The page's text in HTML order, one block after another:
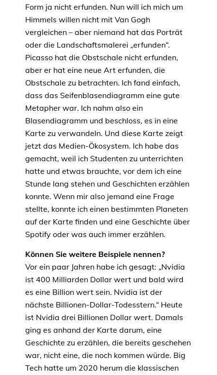
Form ja nicht erfunden. Nun will ich mich um
Himmels willen nicht mit Van Gogh
vergleichen – aber niemand hat das Porträt
oder die Landschaftsmalerei „erfunden“.
Picasso hat die Obstschale nicht erfunden,
aber er hat eine neue Art erfunden, die
Obstschale zu betrachten. Ich fand einfach,
dass das Seifenblasendiagramm eine gute
Metapher war. Ich nahm also ein
Blasendiagramm und beschloss, es in eine
Karte zu verwandeln. Und diese Karte zeigt
jetzt das Medien-Ökosystem. Ich habe das
gemacht, weil ich Studenten zu unterrichten
hatte und etwas brauchte, vor dem ich eine
Stunde lang stehen und Geschichten erzählen
konnte. Wenn mir also jemand eine Frage
stellte, konnte ich einen bestimmten Planeten
auf der Karte finden und eine Geschichte über
Spotify oder was auch immer erzählen.
Können Sie weitere Beispiele nennen?
Vor ein paar Jahren habe ich gesagt: „Nvidia
ist 400 Milliarden Dollar wert und bald wird
es eine Billion wert sein. Nvidia ist der
nächste Billionen-Dollar-Todesstern.“ Heute
ist Nvidia drei Billionen Dollar wert. Damals
ging es anhand der Karte darum, eine
Geschichte zu erzählen, die bereits geschehen
war, nicht eine, die noch kommen würde. Big
Tech hatte um 2020 herum die klassischen